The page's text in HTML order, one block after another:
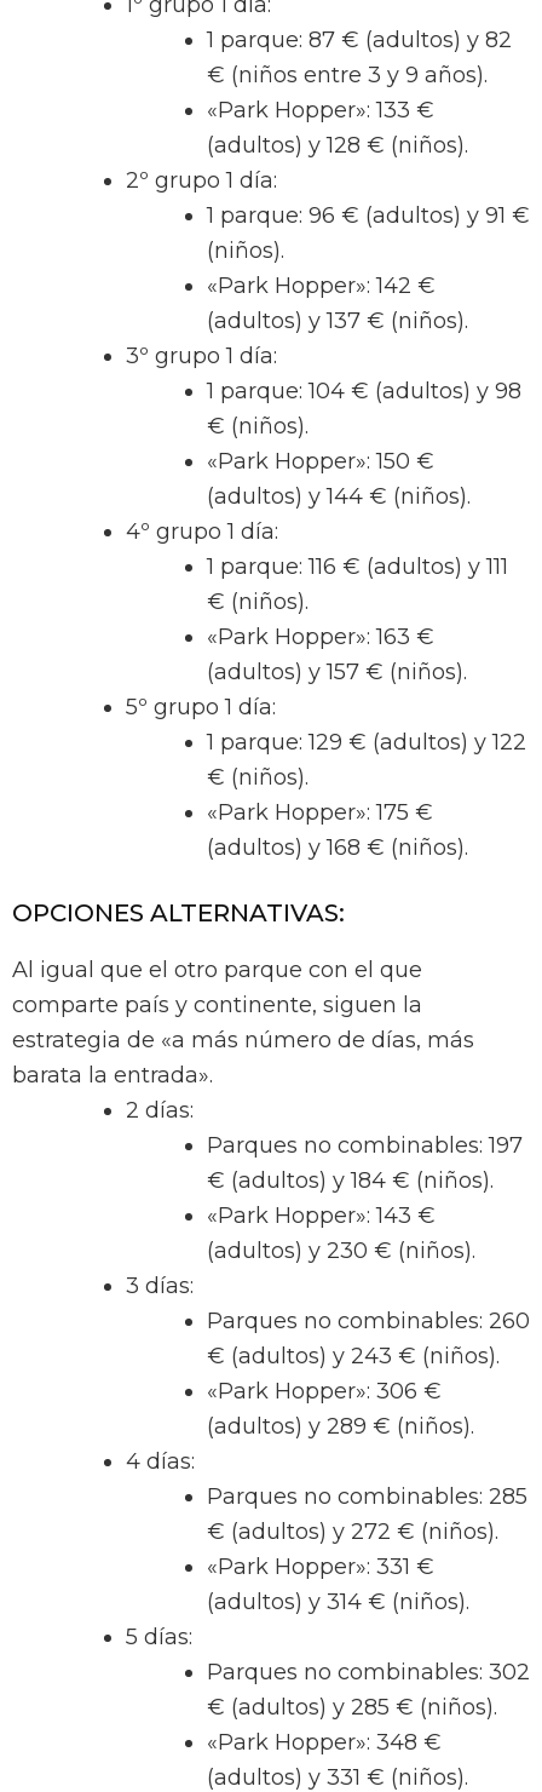
1 parque: 87 € (adultos) y 82
€ (niños entre 3 y 9 años).
«Park Hopper»: 133 €
(adultos) y 128 € (niños).
2º grupo 1 día:
1 parque: 96 € (adultos) y 91 €
(niños).
«Park Hopper»: 142 €
(adultos) y 137 € (niños).
3º grupo 1 día:
1 parque: 104 € (adultos) y 98
€ (niños).
«Park Hopper»: 150 €
(adultos) y 144 € (niños).
4º grupo 1 día:
1 parque: 116 € (adultos) y 111
€ (niños).
«Park Hopper»: 163 €
(adultos) y 157 € (niños).
5º grupo 1 día:
1 parque: 129 € (adultos) y 122
€ (niños).
«Park Hopper»: 175 €
(adultos) y 168 € (niños).
OPCIONES ALTERNATIVAS:
Al igual que el otro parque con el que
comparte país y continente, siguen la
estrategia de «a más número de días, más
barata la entrada».
2 días:
Parques no combinables: 197
€ (adultos) y 184 € (niños).
«Park Hopper»: 143 €
(adultos) y 230 € (niños).
3 días:
Parques no combinables: 260
€ (adultos) y 243 € (niños).
«Park Hopper»: 306 €
(adultos) y 289 € (niños).
4 días:
Parques no combinables: 285
€ (adultos) y 272 € (niños).
«Park Hopper»: 331 €
(adultos) y 314 € (niños).
5 días:
Parques no combinables: 302
€ (adultos) y 285 € (niños).
«Park Hopper»: 348 €
(adultos) y 331 € (niños).